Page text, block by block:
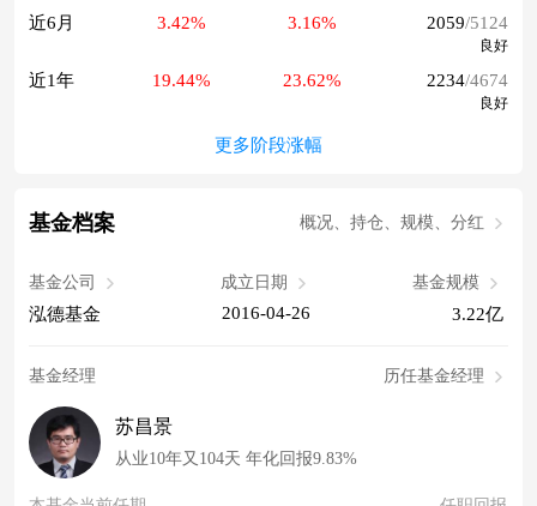
近6月 3.42% 3.16% 2059/5124
良好
近1年 19.44% 23.62% 2234/4674
良好
更多阶段涨幅
基金档案 概况、持仓、规模、分红
基金公司
泓德基金
成立日期
2016-04-26
基金规模
3.22亿
基金经理 历任基金经理
苏昌景
从业10年又104天 年化回报9.83%